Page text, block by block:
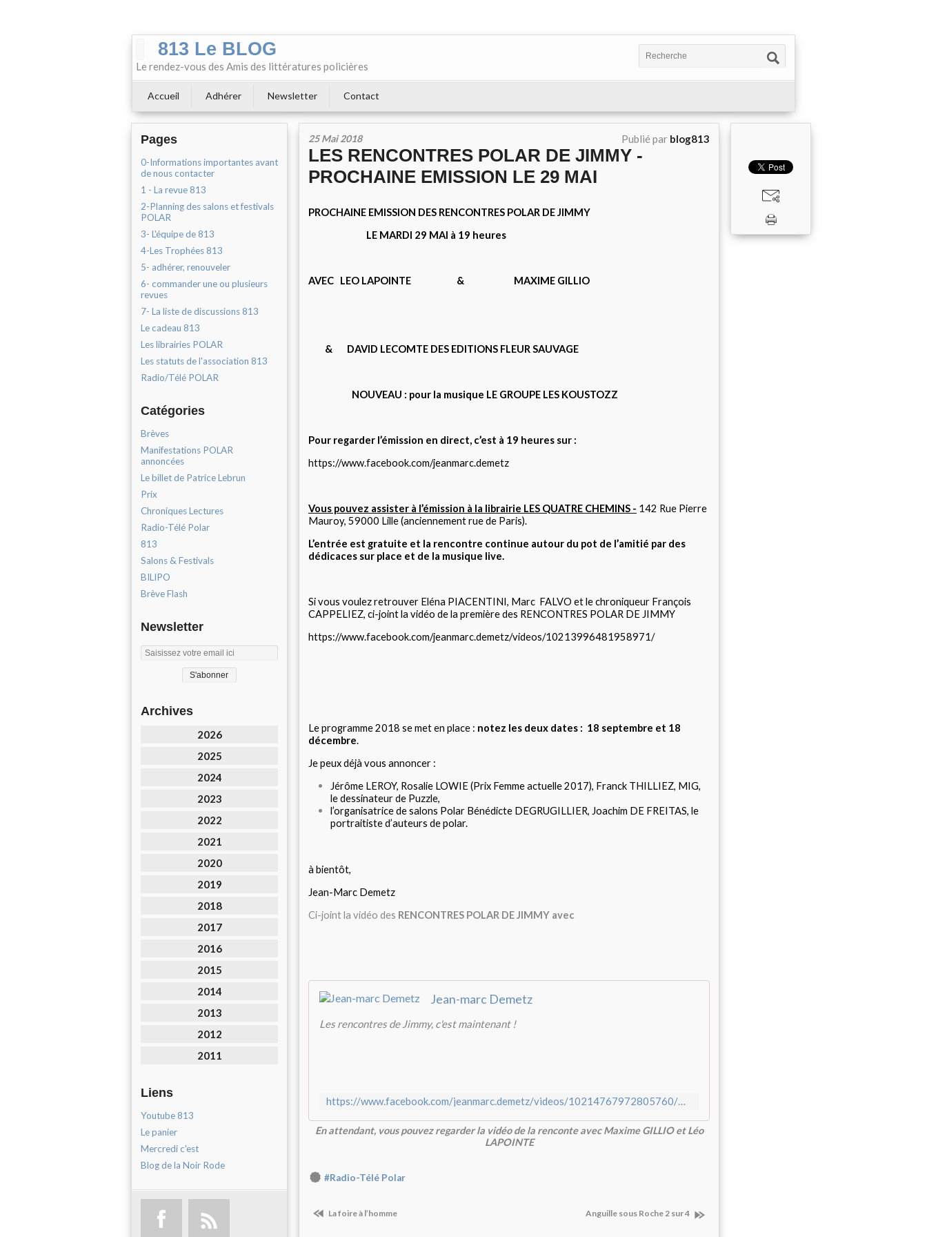
813 Le BLOG
Le rendez-vous des Amis des littératures policières
Accueil Adhérer Newsletter Contact
Pages
0-Informations importantes avant
de nous contacter
1 - La revue 813
2-Planning des salons et festivals
POLAR
3- L'équipe de 813
4-Les Trophées 813
5- adhérer, renouveler
6- commander une ou plusieurs
revues
7- La liste de discussions 813
Le cadeau 813
Les librairies POLAR
Les statuts de l'association 813
Radio/Télé POLAR
Catégories
Brèves
Manifestations POLAR
annoncées
Le billet de Patrice Lebrun
Prix
Chroniques Lectures
Radio-Télé Polar
813
Salons & Festivals
BILIPO
Brève Flash
Newsletter
Archives
2026
2025
2024
2023
2022
2021
2020
2019
2018
2017
2016
2015
2014
2013
2012
2011
Liens
Youtube 813
Le panier
Mercredi c'est
Blog de la Noir Rode
25 Mai 2018 Publié par blog813
LES RENCONTRES POLAR DE JIMMY -
PROCHAINE EMISSION LE 29 MAI
PROCHAINE EMISSION DES RENCONTRES POLAR DE JIMMY
LE MARDI 29 MAI à 19 heures
AVEC LEO LAPOINTE & MAXIME GILLIO
& DAVID LECOMTE DES EDITIONS FLEUR SAUVAGE
NOUVEAU : pour la musique LE GROUPE LES KOUSTOZZ
Pour regarder l’émission en direct, c’est à 19 heures sur :
https://www.facebook.com/jeanmarc.demetz
Vous pouvez assister à l’émission à la librairie LES QUATRE CHEMINS - 142 Rue Pierre
Mauroy, 59000 Lille(anciennement rue de Paris).
L’entrée est gratuite et la rencontre continue autour du pot de l’amitié par des
dédicaces sur place et de la musique live.
Si vous voulez retrouver Eléna PIACENTINI, Marc FALVO et le chroniqueur François
CAPPELIEZ, ci-joint la vidéo de la première des RENCONTRES POLAR DE JIMMY
https://www.facebook.com/jeanmarc.demetz/videos/10213996481958971/
Le programme 2018 se met en place : notez les deux dates : 18 septembre et 18
décembre.
Je peux déjà vous annoncer :
Jérôme LEROY, Rosalie LOWIE (Prix Femme actuelle 2017), Franck THILLIEZ, MIG,
le dessinateur de Puzzle,
l’organisatrice de salons Polar Bénédicte DEGRUGILLIER, Joachim DE FREITAS, le
portraitiste d’auteurs de polar.
à bientôt,
Jean-Marc Demetz
Ci-joint la vidéo des RENCONTRES POLAR DE JIMMY avec
Jean-marc Demetz
Les rencontres de Jimmy, c'est maintenant !
https://www.facebook.com/jeanmarc.demetz/videos/10214767972805760/UzpfSTEwMTgzMDA0NzY6MTAyMTQ3NzE3NDUyMjAwNjg/
En attendant, vous pouvez regarder la vidéo de la renconte avec Maxime GILLIO et Léo
LAPOINTE
#Radio-Télé Polar
​ La foire à l’homme Anguille sous Roche 2 sur 4